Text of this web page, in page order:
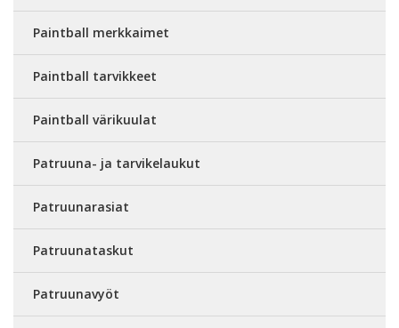
Paintball merkkaimet
Paintball tarvikkeet
Paintball värikuulat
Patruuna- ja tarvikelaukut
Patruunarasiat
Patruunataskut
Patruunavyöt